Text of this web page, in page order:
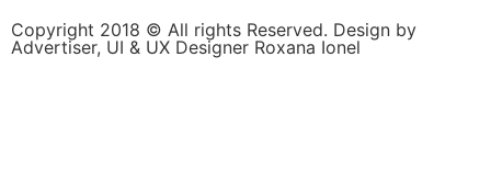
Copyright 2018 © All rights Reserved. Design by
Advertiser, UI & UX Designer Roxana Ionel